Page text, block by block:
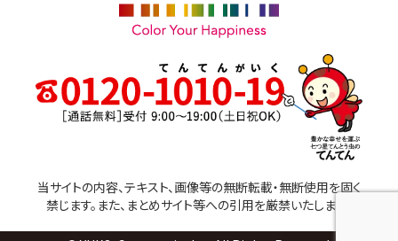
当サイトの内容、テキスト、画像等の無断転載・無断使用を固く
禁じます。また、まとめサイト等への引用を厳禁いたします。